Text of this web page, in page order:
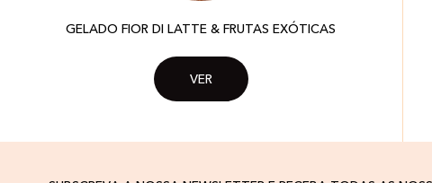
GELADO FIOR DI LATTE & FRUTAS EXÓTICAS
VER